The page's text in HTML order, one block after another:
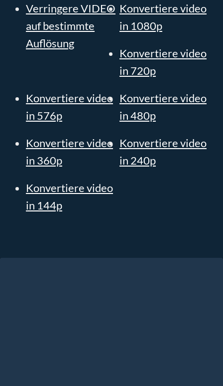
Verringere VIDEO
auf bestimmte
Auflösung
Konvertiere video
in 1080p
Konvertiere video
in 720p
Konvertiere video
in 576p
Konvertiere video
in 480p
Konvertiere video
in 360p
Konvertiere video
in 240p
Konvertiere video
in 144p